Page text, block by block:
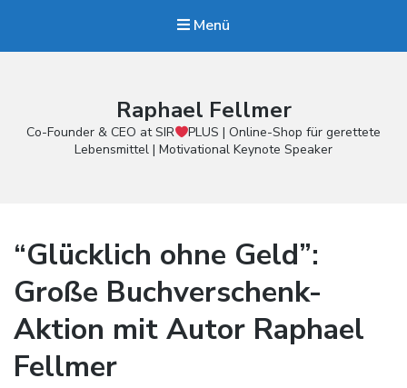
Menü
Raphael Fellmer
Co-Founder & CEO at SIR
PLUS | Online-Shop für gerettete
Lebensmittel | Motivational Keynote Speaker
“Glücklich ohne Geld”:
Große Buchverschenk-
Aktion mit Autor Raphael
Fellmer